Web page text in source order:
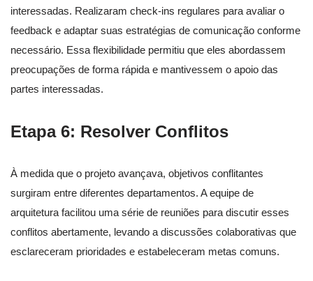
interessadas. Realizaram check-ins regulares para avaliar o
feedback e adaptar suas estratégias de comunicação conforme
necessário. Essa flexibilidade permitiu que eles abordassem
preocupações de forma rápida e mantivessem o apoio das
partes interessadas.
Etapa 6: Resolver Conflitos
À medida que o projeto avançava, objetivos conflitantes
surgiram entre diferentes departamentos. A equipe de
arquitetura facilitou uma série de reuniões para discutir esses
conflitos abertamente, levando a discussões colaborativas que
esclareceram prioridades e estabeleceram metas comuns.